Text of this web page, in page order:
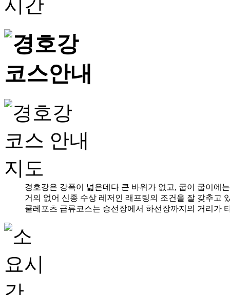
경호강은 강폭이 넓은데다 큰 바위가 없고, 굽이 굽이에
거의 없어 신종 수상 레저인 래프팅의 조건을 잘 갖추고
쿨레포츠 급류코스는 승선장에서 하선장까지의 거리가